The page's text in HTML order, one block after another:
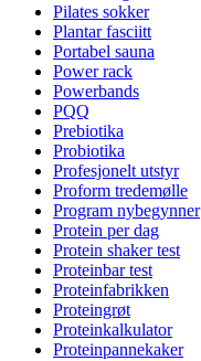
Pilates sokker
Plantar fasciitt
Portabel sauna
Power rack
Powerbands
PQQ
Prebiotika
Probiotika
Profesjonelt utstyr
Proform tredemølle
Program nybegynner
Protein per dag
Protein shaker test
Proteinbar test
Proteinfabrikken
Proteingrøt
Proteinkalkulator
Proteinpannekaker